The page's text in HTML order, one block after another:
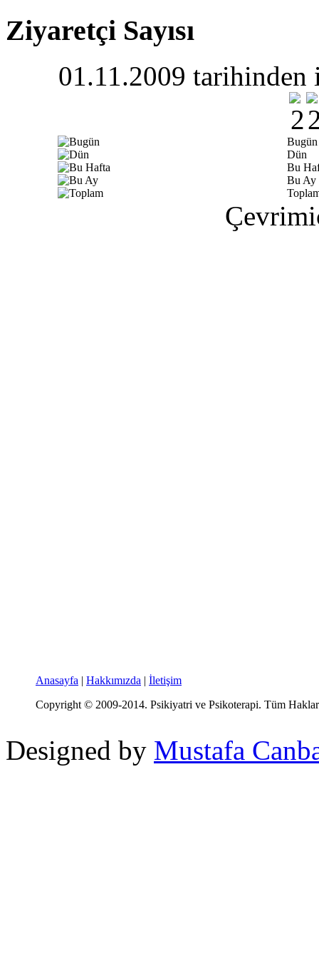
Ziyaretçi Sayısı
01.11.2009 tarihinden
Bugün
Dün
Bu
Bu Ay
Anasayfa | Hakkımızda | İletişim
Copyright © 2009-2014. Psikiyatri ve Psikoterapi. Tüm Hakları
Designed by Mustafa